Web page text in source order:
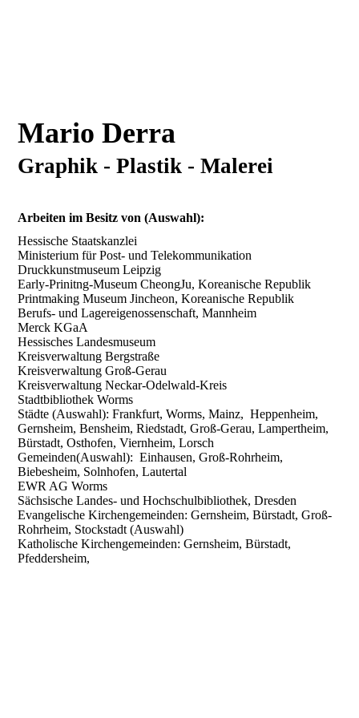
Mario Derra
Graphik - Plastik - Malerei
Arbeiten im Besitz von (Auswahl):
Hessische Staatskanzlei
Ministerium für Post- und Telekommunikation
Druckkunstmuseum Leipzig
Early-Prinitng-Museum CheongJu, Koreanische Republik
Printmaking Museum Jincheon, Koreanische Republik
Berufs- und Lagereigenossenschaft, Mannheim
Merck KGaA
Hessisches Landesmuseum
Kreisverwaltung Bergstraße
Kreisverwaltung Groß-Gerau
Kreisverwaltung Neckar-Odelwald-Kreis
Stadtbibliothek Worms
Städte (Auswahl): Frankfurt, Worms, Mainz, Heppenheim,
Gernsheim, Bensheim, Riedstadt, Groß-Gerau, Lampertheim,
Bürstadt, Osthofen, Viernheim, Lorsch
Gemeinden(Auswahl): Einhausen, Groß-Rohrheim,
Biebesheim, Solnhofen, Lautertal
EWR AG Worms
Sächsische Landes- und Hochschulbibliothek, Dresden
Evangelische Kirchengemeinden: Gernsheim, Bürstadt, Groß-
Rohrheim, Stockstadt (Auswahl)
Katholische Kirchengemeinden: Gernsheim, Bürstadt,
Pfeddersheim,